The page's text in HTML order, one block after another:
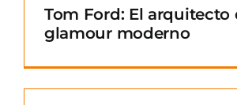
Tom Ford: El arquitecto
glamour moderno